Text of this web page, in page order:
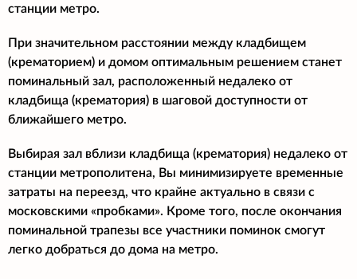
станции метро.
При значительном расстоянии между кладбищем
(крематорием) и домом оптимальным решением станет
поминальный зал, расположенный недалеко от
кладбища (крематория) в шаговой доступности от
ближайшего метро.
Выбирая зал вблизи кладбища (крематория) недалеко от
станции метрополитена, Вы минимизируете временные
затраты на переезд, что крайне актуально в связи с
московскими «пробками». Кроме того, после окончания
поминальной трапезы все участники поминок смогут
легко добраться до дома на метро.